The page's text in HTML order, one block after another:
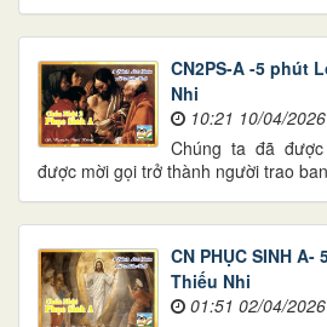
CN2PS-A -5 phút
Nhi
10:21 10/04/2026
Chúng ta đã
được mời gọi trở thành người trao
CN PHỤC SINH
Thiếu Nhi
01:51 02/04/2026